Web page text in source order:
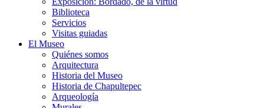
Biblioteca
Servicios
Visitas guiadas
El Museo
Quiénes somos
Arquitectura
Historia del Museo
Historia de Chapultepec
Arqueología